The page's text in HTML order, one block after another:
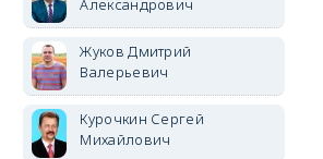
Александрович
Жуков Дмитрий
Валерьевич
Курочкин Сергей
Михайлович